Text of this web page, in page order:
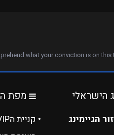
what your conviction is on
הגיימינג
מפת
• קניית הVIP שלנו